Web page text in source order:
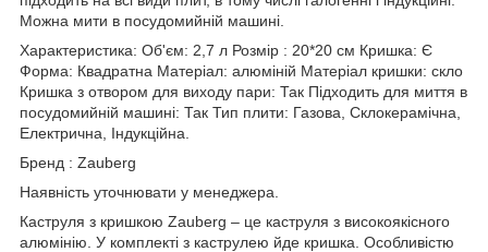
Можна мити в посудомийній машині.
Характеристика: Об'єм: 2,7 л Розмір : 20*20 см Кришка: Є
Форма: Квадратна Матеріал: алюміній Матеріал кришки: скло
Кришка з отвором для виходу пари: Так Підходить для миття в
посудомийній машині: Так Тип плити: Газова, Склокерамічна,
Електрична, Індукційна.
Бренд : Zauberg
Наявність уточнювати у менеджера.
Каструля з кришкою Zauberg – це каструля з високоякісного
алюмінію. У комплекті з каструлею йде кришка. Особливістю